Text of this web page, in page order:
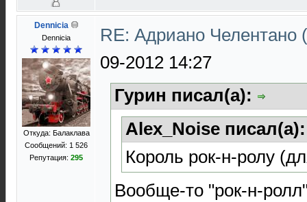
Dennicia
Dennicia
Откуда: Балаклава
Сообщений: 1 526
Репутация: 295
RE: Адриано Челентано
09-2012 14:27
Гурин писал(а):
Alex_Noise
Король рок-н-ролу
Вообще-то "рок-н-